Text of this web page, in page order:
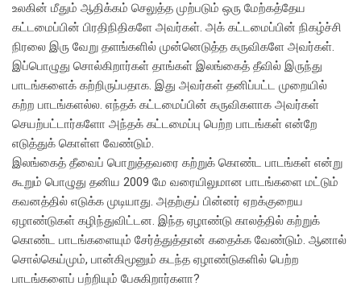
உலகின் மீதும் ஆதிக்கம் செலுத்த முற்படும் ஒரு மேற்கத்தேய
கட்டமைப்பின் பிரதிநிதிகளே அவர்கள். அக் கட்டமைப்பின் நிகழ்ச்சி
நிரலை இரு வேறு தளங்களில் முன்னெடுத்த கருவிகளே அவர்கள்.
இப்பொழுது சொல்கிறார்கள் தாங்கள் இலங்கைத் தீவில் இருந்து
பாடங்களைக் கற்றிருப்பதாக. இது அவர்கள் தனிப்பட்ட முறையில்
கற்ற பாடங்களல்ல. எந்தக் கட்டமைப்பின் கருவிகளாக அவர்கள்
செயற்பட்டார்களோ அந்தக் கட்டமைப்பு பெற்ற பாடங்கள் என்றே
எடுத்துக் கொள்ள வேண்டும்.
இலங்கைத் தீவைப் பொறுத்தவரை கற்றுக் கொண்ட பாடங்கள் என்று
கூறும் பொழுது தனிய 2009 மே வரையிலுமான பாடங்களை மட்டும்
கவனத்தில் எடுக்க முடியாது. அதற்குப் பின்னர் ஏறக்குறைய
ஏழாண்டுகள் கழிந்துவிட்டன. இந்த ஏழாண்டு காலத்தில் கற்றுக்
கொண்ட பாடங்களையும் சேர்த்துத்தான் கதைக்க வேண்டும். ஆனால்
சொல்கெய்மும், பான்கிமூனும் கடந்த ஏழாண்டுகளில் பெற்ற
பாடங்களைப் பற்றியும் பேசுகிறார்களா?